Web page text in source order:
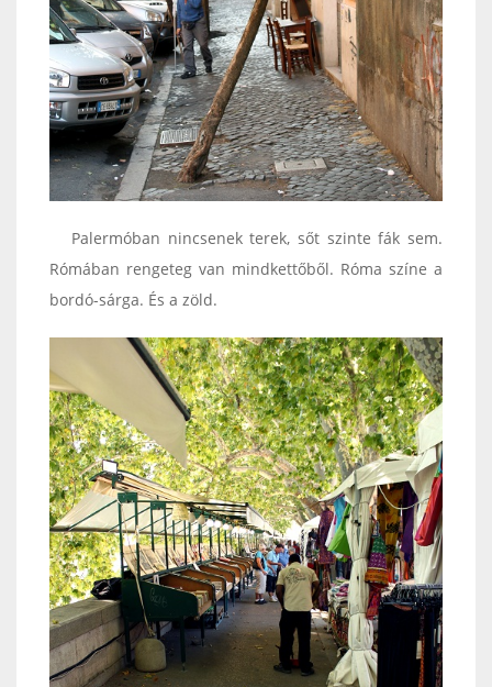
Palermóban nincsenek terek, sőt szinte fák sem.
Rómában rengeteg van mindkettőből. Róma színe a
bordó-sárga. És a zöld.